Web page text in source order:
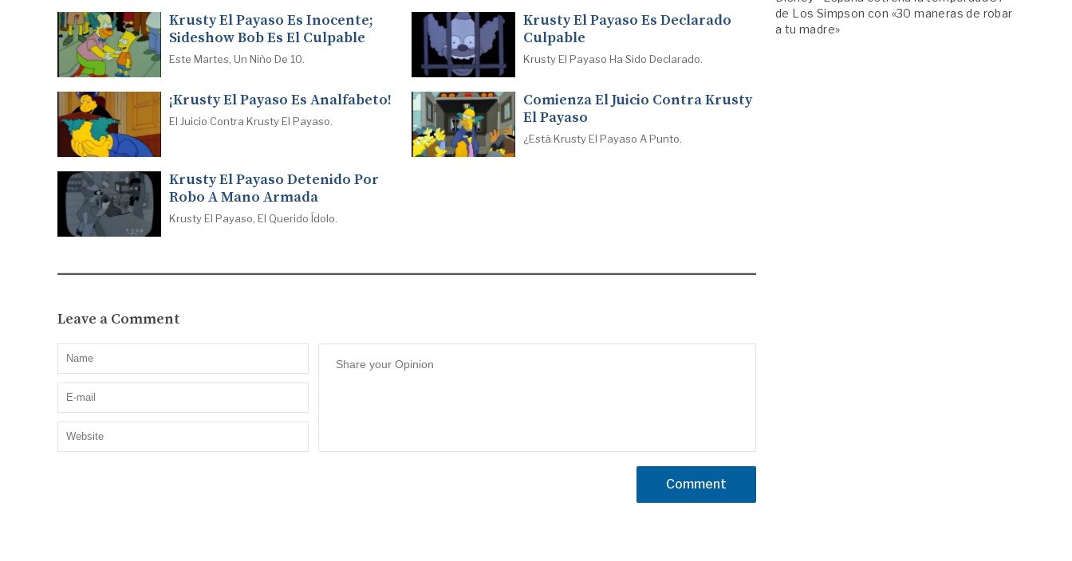
Krusty El Payaso Es Inocente;
Sideshow Bob Es El Culpable
Este Martes, Un Niño De 10.
Krusty El Payaso Es Declarado
Culpable
Krusty El Payaso Ha Sido Declarado.
¡Krusty El Payaso Es Analfabeto!
El Juicio Contra Krusty El Payaso.
Comienza El Juicio Contra Krusty
El Payaso
¿Está Krusty El Payaso A Punto.
Krusty El Payaso Detenido Por
Robo A Mano Armada
Krusty El Payaso, El Querido Ídolo.
Leave a Comment
de Los Simpson con «30 maneras de robar
a tu madre»